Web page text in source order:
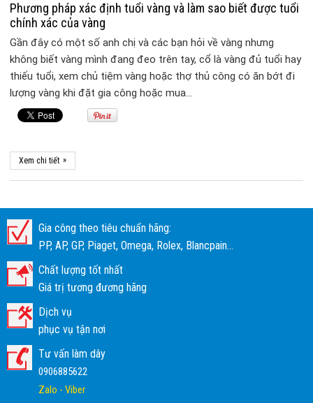
Phương pháp xác định tuổi vàng và làm sao biết được tuổi
chính xác của vàng
Gần đây có một số anh chị và các bạn hỏi về vàng nhưng
không biết vàng mình đang đeo trên tay, cổ là vàng đủ tuổi hay
thiếu tuổi, xem chủ tiệm vàng hoặc thợ thủ công có ăn bớt đi
lượng vàng khi đặt gia công hoặc mua…
Xem chi tiết »
Gia công theo tiêu chuẩn hãng:
PP, AP, GP, Piaget, Omega, Rolex, Blancpain...
Chất lượng tốt nhất
Giá trị tương đương hãng
Dịch vụ
phục vụ tận nơi
Tư vấn làm dây
0906885622
Zalo - Viber